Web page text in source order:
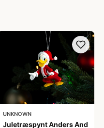
UNKNOWN
Juletræspynt Anders And